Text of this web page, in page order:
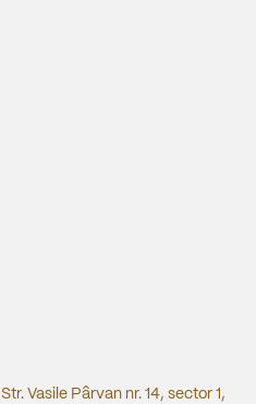
Str. Vasile Pârvan nr. 14, sector 1,